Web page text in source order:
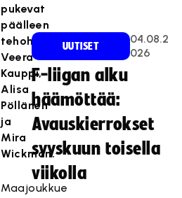
pukevat
päälleen
tehohyökkääjät
Veera
Kauppi,
Alisa
Pöllänen
ja
Mira
Wickman.
Maajoukkue
UUTISET
04.08.2
026
F-liigan alku
häämöttää:
Avauskierrokset
syyskuun toisella
viikolla